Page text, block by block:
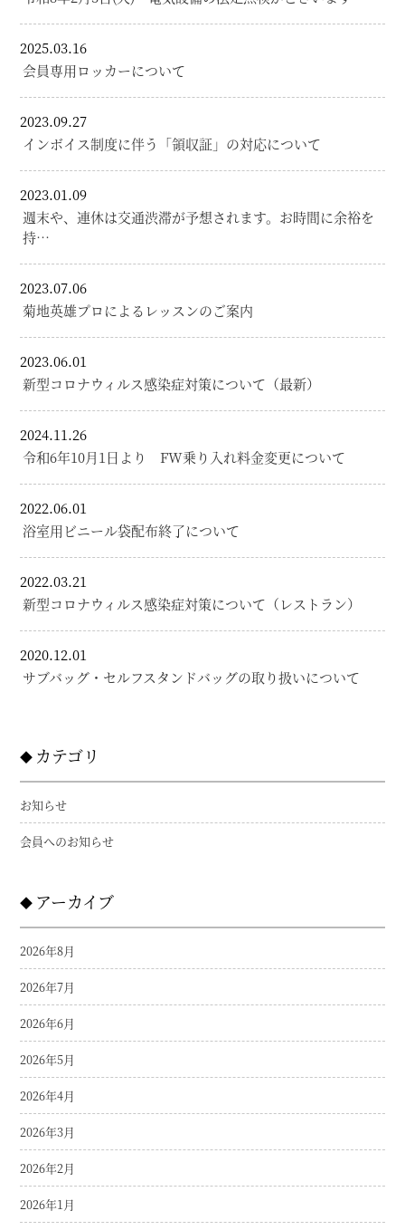
2025.03.16
会員専用ロッカーについて
2023.09.27
インボイス制度に伴う「領収証」の対応について
2023.01.09
週末や、連休は交通渋滞が予想されます。お時間に余裕を
持…
2023.07.06
菊地英雄プロによるレッスンのご案内
2023.06.01
新型コロナウィルス感染症対策について（最新）
2024.11.26
令和6年10月1日より FW乗り入れ料金変更について
2022.06.01
浴室用ビニール袋配布終了について
2022.03.21
新型コロナウィルス感染症対策について（レストラン）
2020.12.01
サブバッグ・セルフスタンドバッグの取り扱いについて
カテゴリ
お知らせ
会員へのお知らせ
アーカイブ
2026年8月
2026年7月
2026年6月
2026年5月
2026年4月
2026年3月
2026年2月
2026年1月